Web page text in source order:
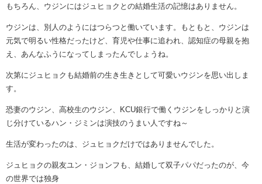
もちろん、ウジンにはジュヒョクとの結婚生活の記憶はありません。
ウジンは、別人のようにはつらつと働いています。もともと、ウジンは
元気で明るい性格だったけど、育児や仕事に追われ、認知症の母親を抱
え、あんなふうになってしまったんでしょうね。
次第にジュヒョクも結婚前の生き生きとして可愛いウジンを思い出しま
す。
恐妻のウジン、高校生のウジン、KCU銀行で働くウジンをしっかりと演
じ分けているハン・ジミンは演技のうまい人ですね～
生活が変わったのは、ジュヒョクだけではありませんでした。
ジュヒョクの親友ユン・ジョンフも、結婚して双子パパだったのが、今
の世界では独身